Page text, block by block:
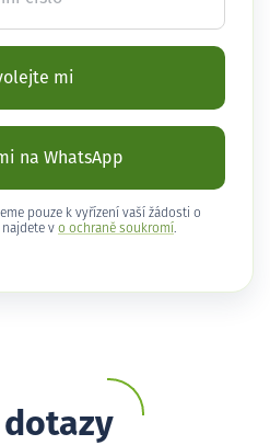
mi
na WhatsApp
pouze k vyřízení vaší žádosti o
v o ochraně soukromí .
dotazy